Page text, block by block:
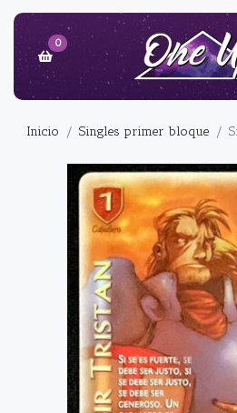
0
Inicio Singles primer bloque